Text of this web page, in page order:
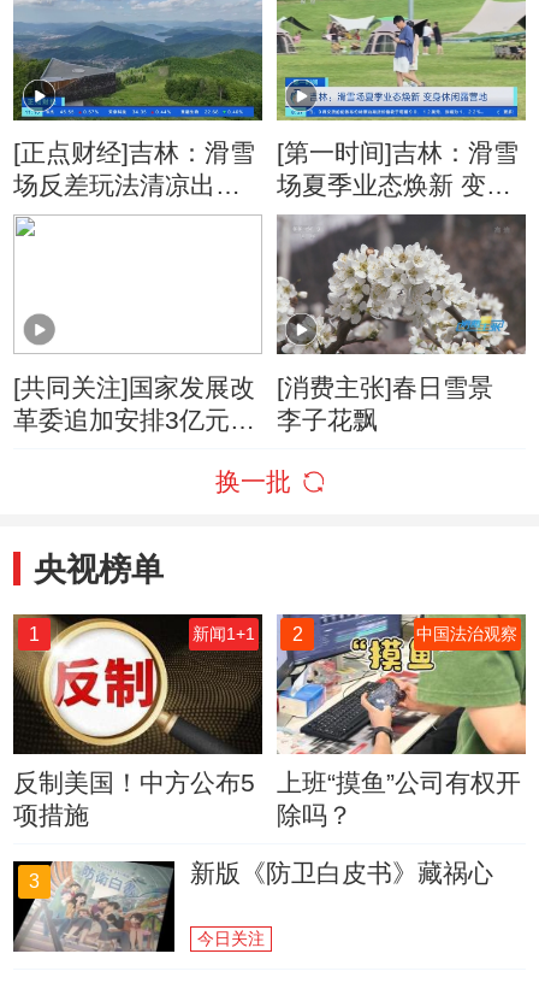
[正点财经]吉林：滑雪
场反差玩法清凉出圈
解锁全龄避暑新体验
[第一时间]吉林：滑雪
场夏季业态焕新 变身
休闲露营地
[共同关注]国家发展改
革委追加安排3亿元中
宁 吉林灾后应急恢复
[消费主张]春日雪景
李子花飘
换一批
央视榜单
1 新闻1+1
反制美国！中方公布5
项措施
2 中国法治观察
上班“摸鱼”公司有权开
除吗？
3 新版《防卫白皮书》藏祸心
今日关注